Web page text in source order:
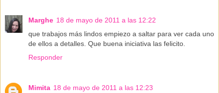
Marghe 18 de mayo de 2011 a las 12:22
que trabajos más lindos empiezo a saltar para ver cada uno
de ellos a detalles. Que buena iniciativa las felicito.
Responder
Mimita 18 de mayo de 2011 a las 12:23